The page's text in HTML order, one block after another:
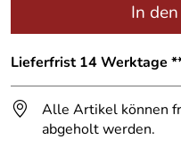
In
Lieferfrist 14 Werktage
Alle Artikel können
abgeholt werden.